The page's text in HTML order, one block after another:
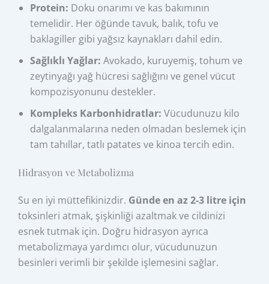
Protein: Doku onarımı ve kas bakımının
temelidir. Her öğünde tavuk, balık, tofu ve
baklagiller gibi yağsız kaynakları dahil edin.
Sağlıklı Yağlar: Avokado, kuruyemiş, tohum ve
zeytinyağı yağ hücresi sağlığını ve genel vücut
kompozisyonunu destekler.
Kompleks Karbonhidratlar: Vücudunuzu kilo
dalgalanmalarına neden olmadan beslemek için
tam tahıllar, tatlı patates ve kinoa tercih edin.
Hidrasyon ve Metabolizma
Su en iyi müttefikinizdir. Günde en az 2-3 litre için
toksinleri atmak, şişkinliği azaltmak ve cildinizi
esnek tutmak için. Doğru hidrasyon ayrıca
metabolizmaya yardımcı olur, vücudunuzun
besinleri verimli bir şekilde işlemesini sağlar.